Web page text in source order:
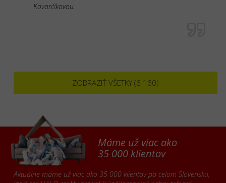
Kovarčíkovou.
ZOBRAZIŤ VŠETKY (6 160)
Máme už viac ako
35 000 klientov
Aktuálne máme už viac ako 35 000 klientov po celom Slovensku,